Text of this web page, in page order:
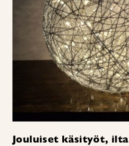
Jouluiset käsityöt, ilta